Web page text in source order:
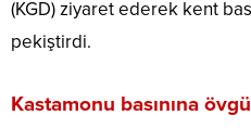
(KGD) ziyaret ederek kent
pekiştirdi.
Kastamonu basınına